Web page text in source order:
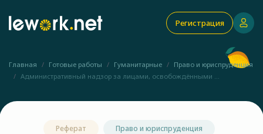
Регистрация
Главная Готовые работы Гуманитарные
Право и юриспруденция
Административный надзор за лицами, освобождёнными ...
Реферат Право и юриспруденция